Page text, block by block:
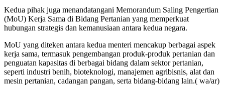
Kedua pihak juga menandatangani Memorandum Saling Pengertian
(MoU) Kerja Sama di Bidang Pertanian yang memperkuat
hubungan strategis dan kemanusiaan antara kedua negara.
MoU yang diteken antara kedua menteri mencakup berbagai aspek
kerja sama, termasuk pengembangan produk-produk pertanian dan
penguatan kapasitas di berbagai bidang dalam sektor pertanian,
seperti industri benih, bioteknologi, manajemen agribisnis, alat dan
mesin pertanian, cadangan pangan, serta bidang-bidang lain.( wa/ar)